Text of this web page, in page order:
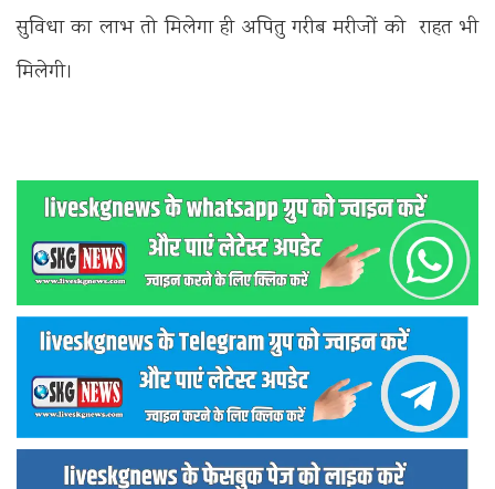
सुविधा का लाभ तो मिलेगा ही अपितु गरीब मरीजों को राहत भी
मिलेगी।